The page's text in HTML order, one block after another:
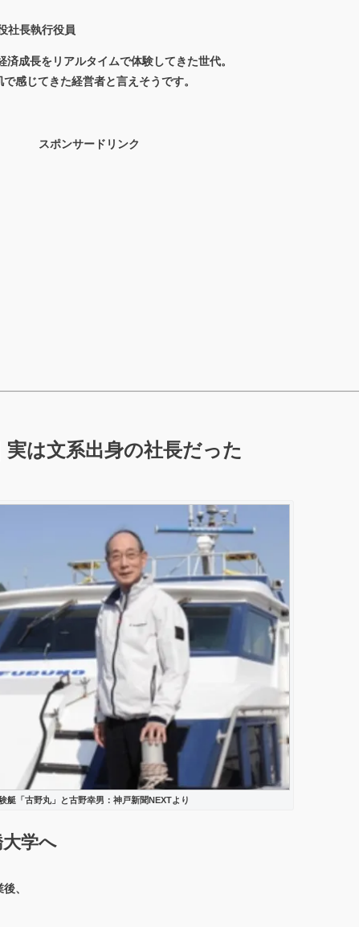
社長執行役員
成長をリアルタイムで体験してきた世代。
感じてきた経営者と言えそうです。
スポンサードリンク
は文系出身の社長だった
艇「古野丸」と古野幸男：神戸新聞NEXTより
学へ
、